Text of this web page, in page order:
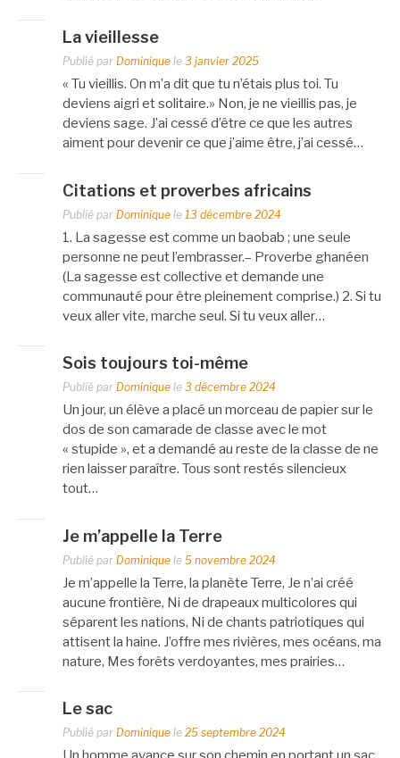
La vieillesse
Publié par Dominique le 3 janvier 2025
« Tu vieillis. On m’a dit que tu n’étais plus toi. Tu
deviens aigri et solitaire.» Non, je ne vieillis pas, je
deviens sage. J’ai cessé d’être ce que les autres
aiment pour devenir ce que j’aime être, j’ai cessé…
Citations et proverbes africains
Publié par Dominique le 13 décembre 2024
1. La sagesse est comme un baobab ; une seule
personne ne peut l’embrasser.– Proverbe ghanéen
(La sagesse est collective et demande une
communauté pour être pleinement comprise.) 2. Si tu
veux aller vite, marche seul. Si tu veux aller…
Sois toujours toi-même
Publié par Dominique le 3 décembre 2024
Un jour, un élève a placé un morceau de papier sur le
dos de son camarade de classe avec le mot
« stupide », et a demandé au reste de la classe de ne
rien laisser paraître. Tous sont restés silencieux
tout…
Je m’appelle la Terre
Publié par Dominique le 5 novembre 2024
Je m’appelle la Terre, la planète Terre, Je n’ai créé
aucune frontière, Ni de drapeaux multicolores qui
séparent les nations, Ni de chants patriotiques qui
attisent la haine. J’offre mes rivières, mes océans, ma
nature, Mes forêts verdoyantes, mes prairies…
Le sac
Publié par Dominique le 25 septembre 2024